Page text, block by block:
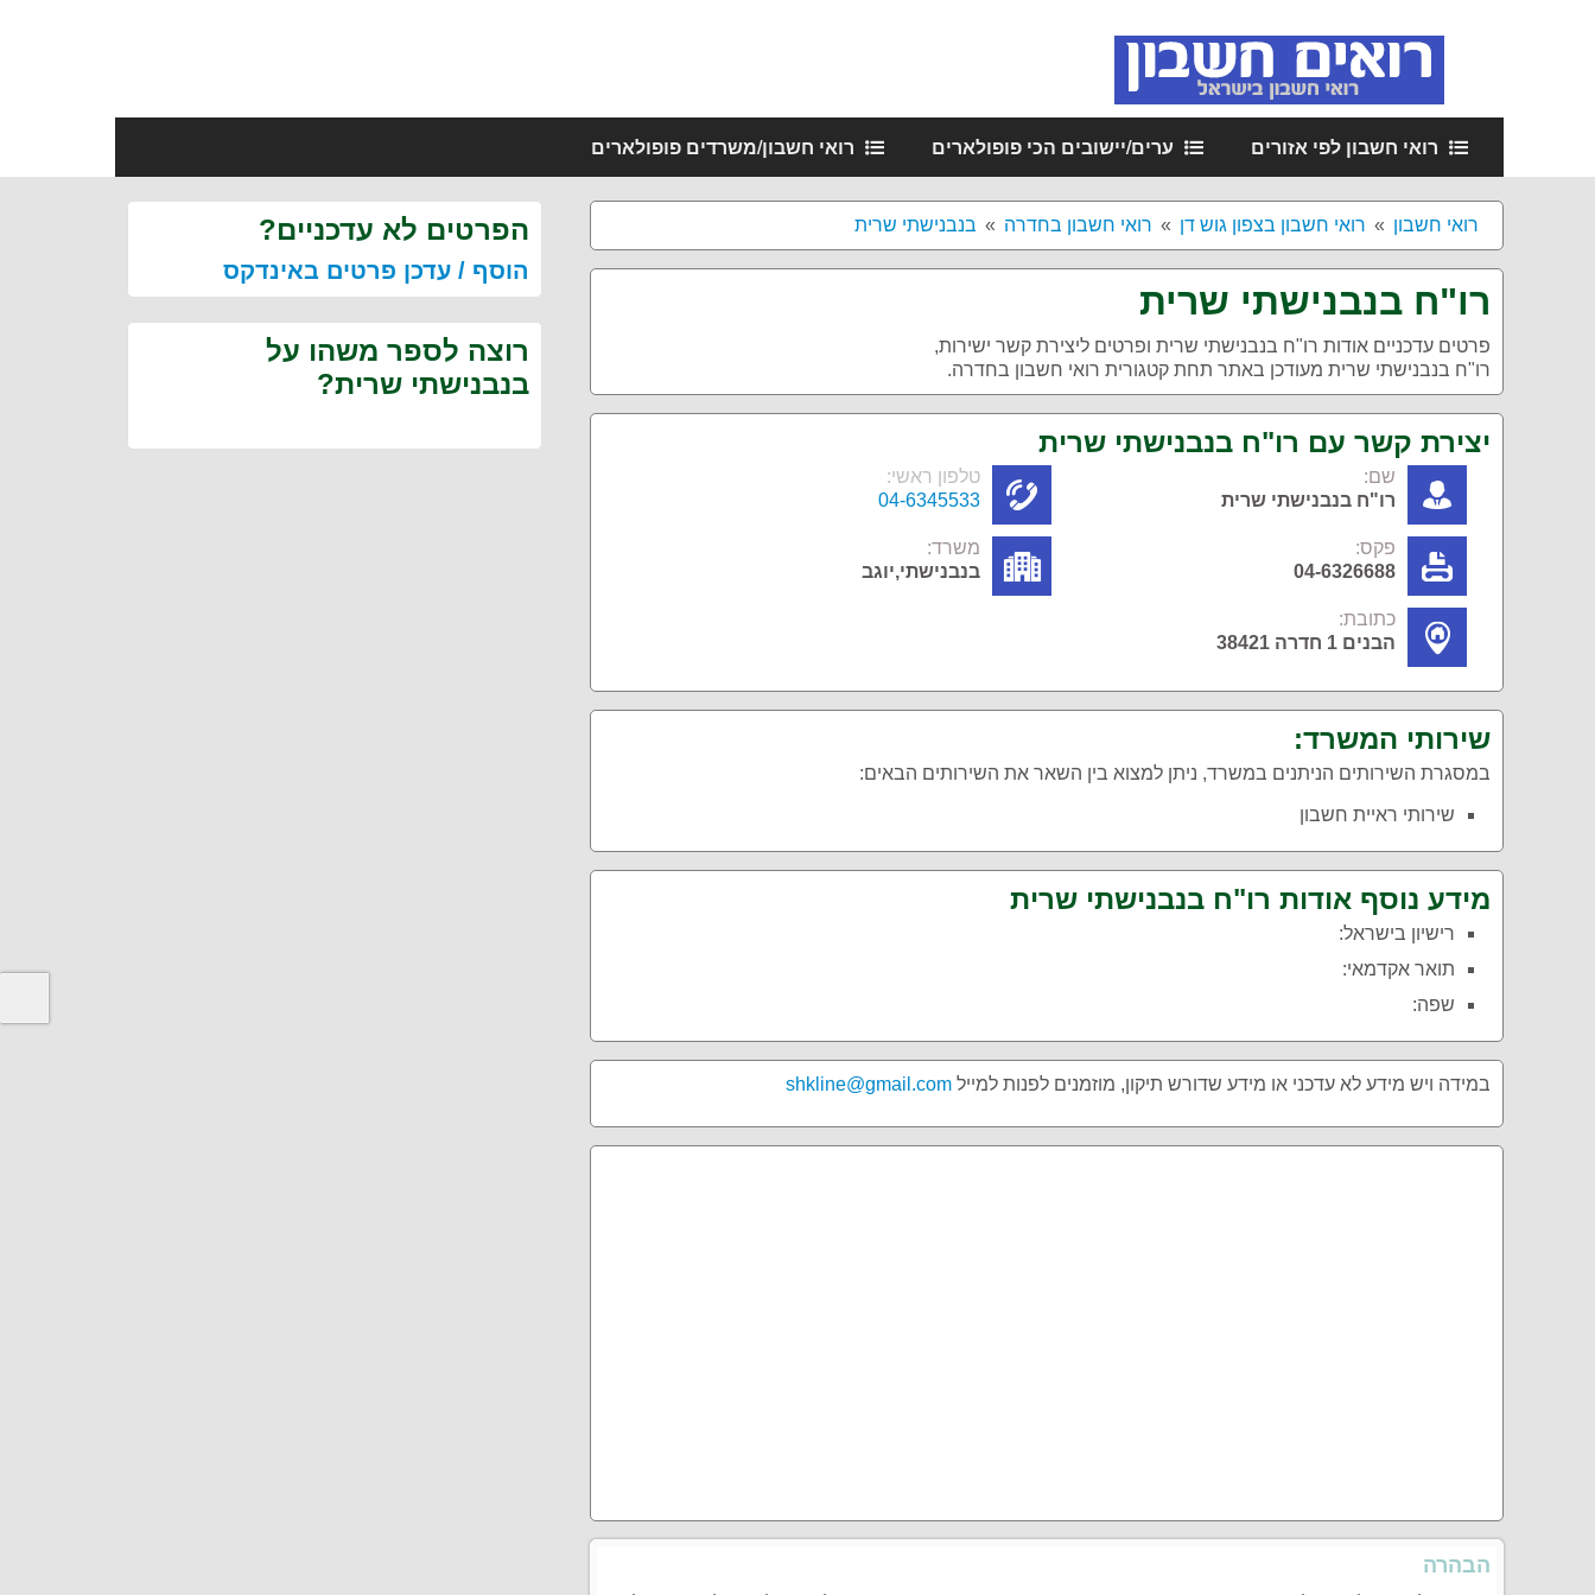
רואי חשבון לפי אזורים ערים/יישובים הכי פופולארים רואי חשבון/משרדים פופולארים
רואי חשבון רואי חשבון בצפון גוש דן רואי חשבון בחדרה בנבנישתי שרית
רו"ח בנבנישתי שרית
פרטים עדכניים אודות רו"ח בנבנישתי שרית ופרטים ליצירת קשר ישירות,
רו"ח בנבנישתי שרית מעודכן באתר תחת קטגורית רואי חשבון בחדרה.
יצירת קשר עם רו"ח בנבנישתי שרית
שם:
רו"ח בנבנישתי שרית
טלפון ראשי:
04-6345533
פקס:
04-6326688
משרד:
בנבנישתי,יוגב
כתובת:
הבנים 1 חדרה 38421
שירותי המשרד:
במסגרת השירותים הניתנים במשרד, ניתן למצוא בין השאר את השירותים הבאים:
שירותי ראיית חשבון
מידע נוסף אודות רו"ח בנבנישתי שרית
רישיון בישראל:
תואר אקדמאי:
שפה:
במידה ויש מידע לא עדכני או מידע שדורש תיקון, מוזמנים לפנות למייל shkline@gmail.com
הבהרה
הפרטים לא עדכניים?
הוסף / עדכן פרטים באינדקס
רוצה לספר משהו על
בנבנישתי שרית?